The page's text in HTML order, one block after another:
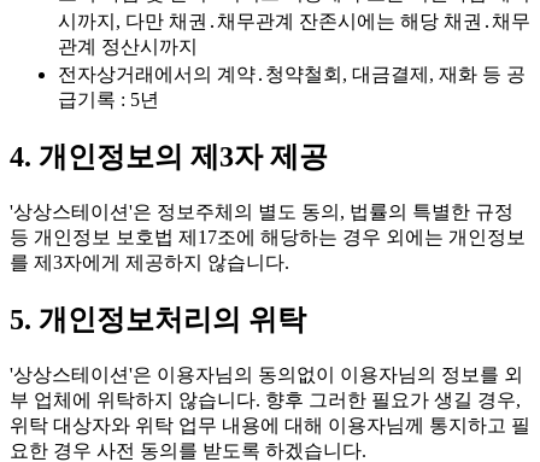
시까지, 다만 채권․채무관계 잔존시에는 해당 채권․채무
관계 정산시까지
전자상거래에서의 계약․청약철회, 대금결제, 재화 등 공
급기록 : 5년
4. 개인정보의 제3자 제공
'상상스테이션'은 정보주체의 별도 동의, 법률의 특별한 규정
등 개인정보 보호법 제17조에 해당하는 경우 외에는 개인정보
를 제3자에게 제공하지 않습니다.
5. 개인정보처리의 위탁
'상상스테이션'은 이용자님의 동의없이 이용자님의 정보를 외
부 업체에 위탁하지 않습니다. 향후 그러한 필요가 생길 경우,
위탁 대상자와 위탁 업무 내용에 대해 이용자님께 통지하고 필
요한 경우 사전 동의를 받도록 하겠습니다.